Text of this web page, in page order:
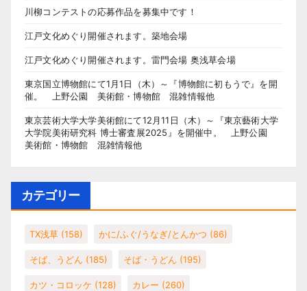
川柳コンテストの応募作品を募集中です！
江戸文化めぐり開催されます。築地会場
江戸文化めぐり開催されます。雷門会場 奥浅草会場
東京国立博物館にて1月1日（木）～『博物館に初もうで』を開
催。 上野公園 美術館・博物館 混雑情報他
東京芸術大学大学美術館にて12月11日（木）～『東京藝術大学
大学院美術研究科 博士審査展2025』を開催中。 上野公園
美術館・博物館 混雑情報他
カテゴリー
TX浅草 (158) かに/ふぐ/うなぎ/とんかつ (86)
そば、うどん (185) そば・うどん (195)
カツ・コロッケ (128) カレー (260)